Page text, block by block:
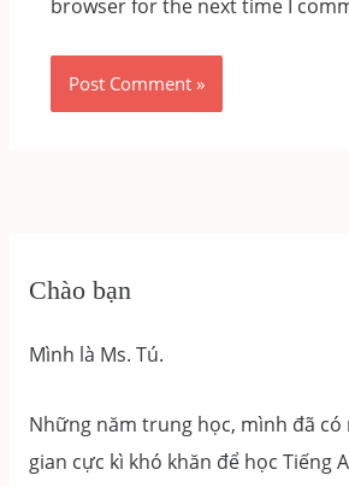
browser for the next time I
Chào bạn
Mình là Ms. Tú.
Những năm trung học, mình đã
gian cực kì khó khăn để học Tiếng